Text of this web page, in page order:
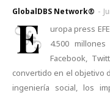
GlobalDBS Network® -
E
uropa press
4.500
Facebook,
convertido en el objetivo
ingeniería social, los